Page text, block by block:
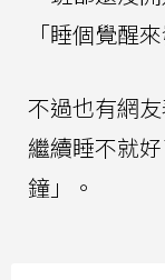
「睡個覺醒
不過也有網
繼續睡不就
鐘」。